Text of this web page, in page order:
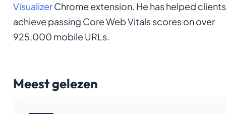
VisualizerChrome extension. He has helped clients
achieve passing Core Web Vitals scores on over
925,000 mobile URLs.
Meest gelezen